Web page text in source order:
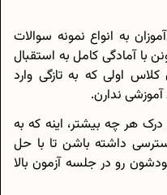
به انواع نمونه سوالات
با آمادگی کامل به استقبال
اولی که به تازگی وارد
ندارن.
درک هر چه بیشتر، اینه که به
داشته باشن تا با حل
رو در جلسه آزمون بالا